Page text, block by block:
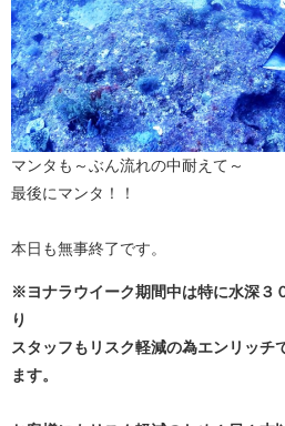
マンタも～ぶん流れの中耐えて～
最後にマンタ！！
本日も無事終了です。
※ヨナラウイーク期間中は特に水深３
り
スタッフもリスク軽減の為エンリッチ
ます。